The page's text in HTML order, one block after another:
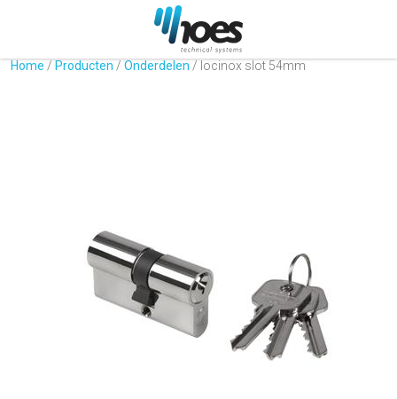
Home / Producten / Onderdelen / locinox slot 54mm